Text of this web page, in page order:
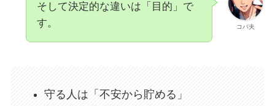
コバ夫
そして決定的な違いは「目的」で
す。
守る人は「不安から貯める」